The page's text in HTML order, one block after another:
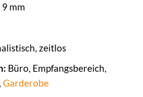
9 mm
zeitlos
Büro, Empfangsbereich,
Garderobe